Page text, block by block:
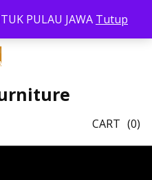
PULAU JAWA Tutup
CART (0)